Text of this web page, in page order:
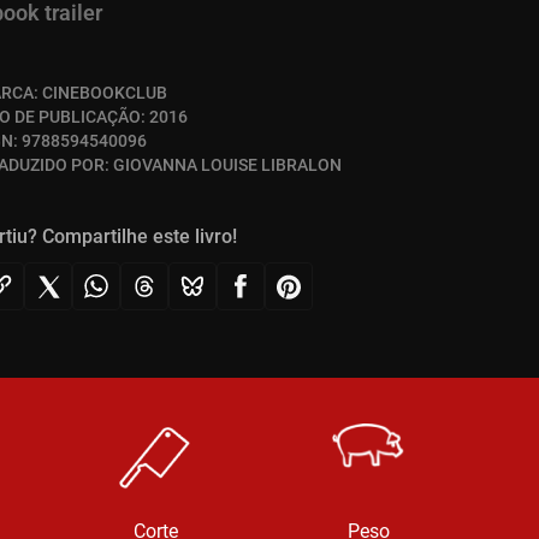
trailer
CINEBOOKCLUB
DE PUBLICAÇÃO: 2016
9788594540096
POR: GIOVANNA LOUISE LIBRALON
Compartilhe este livro!
Corte
Peso